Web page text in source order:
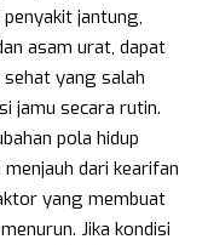
jantung,
asam urat, dapat
yang salah
jamu secara rutin.
pola hidup
dari kearifan
yang membuat
Jika kondisi